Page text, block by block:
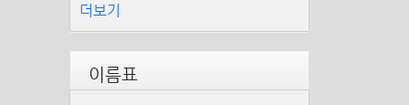
더보기
이름표